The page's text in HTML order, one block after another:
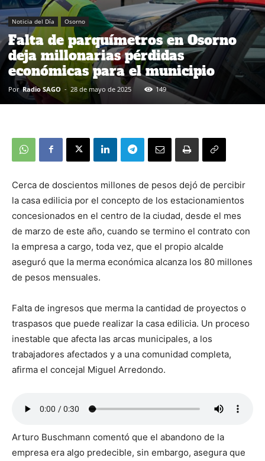
Noticia del Día Osorno
Falta de parquímetros en Osorno
deja millonarias pérdidas
económicas para el municipio
Por Radio SAGO - 28 de mayo de 2025 149
Cerca de doscientos millones de pesos dejó de percibir
la casa edilicia por el concepto de los estacionamientos
concesionados en el centro de la ciudad, desde el mes
de marzo de este año, cuando se termino el contrato con
la empresa a cargo, toda vez, que el propio alcalde
aseguró que la merma económica alcanza los 80 millones
de pesos mensuales.
Falta de ingresos que merma la cantidad de proyectos o
traspasos que puede realizar la casa edilicia. Un proceso
inestable que afecta las arcas municipales, a los
trabajadores afectados y a una comunidad completa,
afirma el concejal Miguel Arredondo.
Arturo Buschmann comentó que el abandono de la
empresa era algo predecible, sin embargo, asegura que